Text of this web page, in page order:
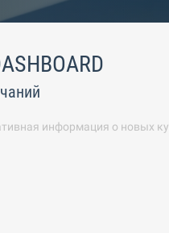
информация о новых